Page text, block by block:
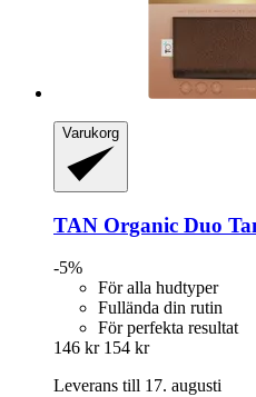
Varukorg
TAN Organic Duo
-5%
För alla hudtyper
Fullända din rutin
För perfekta resultat
146 kr 154 kr
Leverans till 17. augusti